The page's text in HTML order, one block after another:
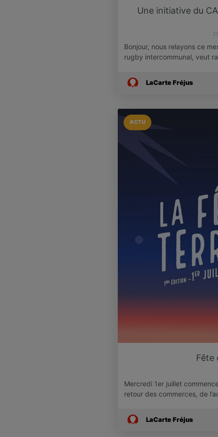
Une initiative du
Bonjour, nous relayons ce
rugby intercommunal, veut
LaCarte Fréjus
ACTU
Fête
Mercredi 1er juillet
retour des commerces, de
LaCarte Fréjus